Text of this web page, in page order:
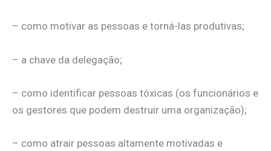
– como motivar as pessoas e torná-las produtivas;
– a chave da delegação;
– como identificar pessoas tóxicas (os funcionários e
os gestores que podem destruir uma organização);
– como atrair pessoas altamente motivadas e